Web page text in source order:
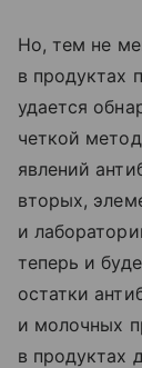
Но, тем не
в продуктах
удается
четкой
явлений
вторых,
и
теперь и
остатки
и молочных
в продуктах